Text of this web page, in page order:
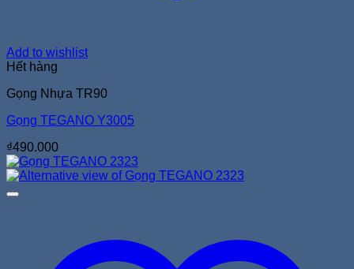
Add to wishlist
Hết hàng
Gọng Nhựa TR90
Gọng TEGANO Y3005
₫490.000